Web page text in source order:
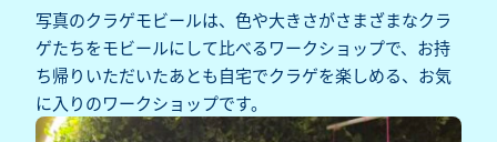
写真のクラゲモビールは、色や大きさがさまざまなクラ
ゲたちをモビールにして比べるワークショップで、お持
ち帰りいただいたあとも自宅でクラゲを楽しめる、お気
に入りのワークショップです。